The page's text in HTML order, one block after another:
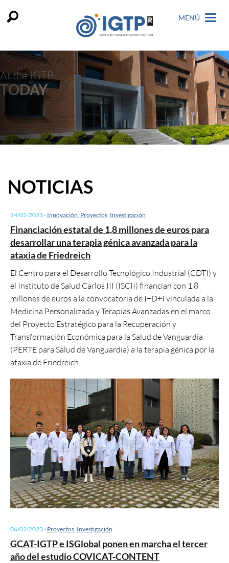
MENÚ
At the IGTP
TODAY
NOTICIAS
14/02/2023- Innovación, Proyectos, Investigación
Financiación estatal de 1,8 millones de euros para
desarrollar una terapia génica avanzada para la
ataxia de Friedreich
El Centro para el Desarrollo Tecnológico Industrial (CDTI) y
el Instituto de Salud Carlos III (ISCII) financian con 1,8
millones de euros a la convocatoria de I+D+I vinculada a la
Medicina Personalizada y Terapias Avanzadas en el marco
del Proyecto Estratégico para la Recuperación y
Transformación Económica para la Salud de Vanguardia
(PERTE para Salud de Vanguardia) a la terapia génica por la
ataxia de Friedreich.
06/02/2023- Proyectos, Investigación
GCAT-IGTP e ISGlobal ponen en marcha el tercer
año del estudio COVICAT-CONTENT